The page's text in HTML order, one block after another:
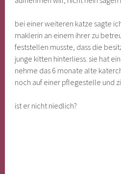
bei einer weiteren katze sagte
maklerin an einem ihrer zu
feststellen musste, dass die
junge kitten hinterliess. sie hat
nehme das 6 monate alte
noch auf einer pflegestelle und
ist er nicht niedlich?